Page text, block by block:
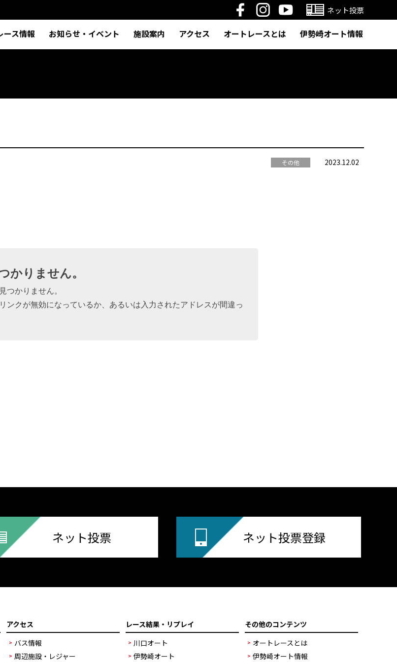
ネット投票
ース情報 お知らせ・イベント 施設案内 アクセス オートレースとは 伊勢崎オート情報
その他 2023.12.02
ネット投票 ネット投票登録
アクセス
バス情報
周辺施設・レジャー
レース結果・リプレイ
川口オート
伊勢崎オート
その他のコンテンツ
オートレースとは
伊勢崎オート情報